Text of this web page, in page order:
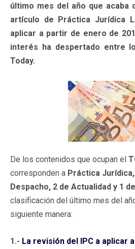
último mes del año que acaba
artículo de Práctica Jurídica
aplicar a partir de enero de
interés ha despertado entre
Today.
De los contenidos que ocupan el
corresponden a Práctica
Despacho, 2 de Actualidad y 1
clasificación del último mes del
siguiente manera:
1.- La revisión del IPC a aplicar